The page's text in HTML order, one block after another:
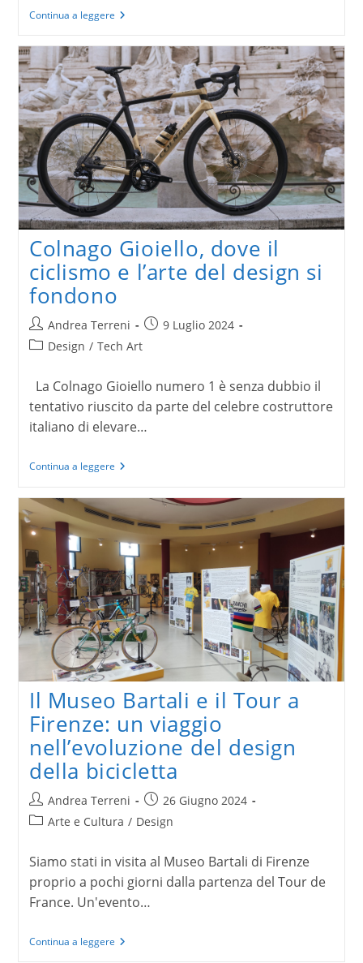
Continua a leggereGli
di
Towant
tornano
in
scena
a
Bologna
Colnago Gioiello, dove il
ciclismo e l’arte del design si
fondono
Autore
dell'articolo:
Andrea Terreni
Articolo9 Luglio 2024
Categoria
Design / Tech Art
La Colnago Gioiello numero 1 è senza dubbio il
tentativo riuscito da parte del celebre costruttore
italiano di elevare…
Continua a leggereColnago
il
ciclismo
e
l’arte
del
design
si
fondono
Il Museo Bartali e il Tour a
Firenze: un viaggio
nell’evoluzione del design
della bicicletta
Autore
dell'articolo:
Andrea Terreni
Articolo
pubblicato:
26 Giugno 2024
Categoria
Arte e Cultura / Design
Siamo stati in visita al Museo Bartali di Firenze
proprio a pochi giorni dalla partenza del Tour de
France. Un'evento…
Continua a leggereIl